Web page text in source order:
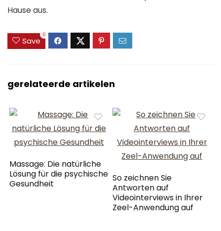
Hause aus.
Save
0
gerelateerde artikelen
Massage: Die natürliche
Lösung für die psychische
Gesundheit
So zeichnen Sie
Antworten auf
Videointerviews in Ihrer
Zeel-Anwendung auf